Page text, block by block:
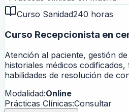
Curso Sanidad240 horas
Curso Recepcionista en
Atención al paciente, gestión
historiales médicos
habilidades de resolución de
Modalidad:Online
Prácticas Clínicas:Consultar